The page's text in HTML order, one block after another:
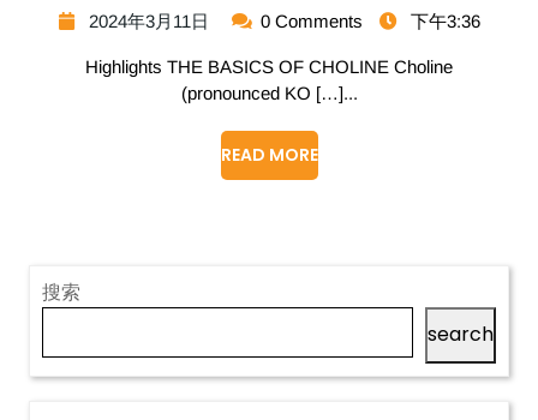
2024年3月11日 0 Comments 下午3:36
Highlights THE BASICS OF CHOLINE Choline
(pronounced KO […]...
READ MORE
搜索
search